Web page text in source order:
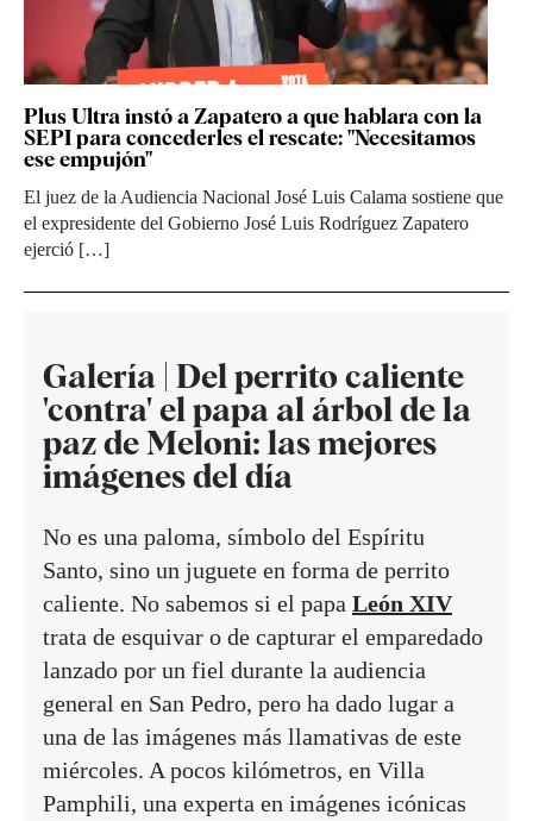
Plus Ultra instó a Zapatero a que hablara con la
SEPI para concederles el rescate: "Necesitamos
ese empujón"
El juez de la Audiencia Nacional José Luis Calama sostiene que
el expresidente del Gobierno José Luis Rodríguez Zapatero
ejerció […]
Galería | Del perrito caliente
'contra' el papa al árbol de la
paz de Meloni: las mejores
imágenes del día
No es una paloma, símbolo del Espíritu
Santo, sino un juguete en forma de perrito
caliente. No sabemos si el papa León XIV
trata de esquivar o de capturar el emparedado
lanzado por un fiel durante la audiencia
general en San Pedro, pero ha dado lugar a
una de las imágenes más llamativas de este
miércoles. A pocos kilómetros, en Villa
Pamphili, una experta en imágenes icónicas